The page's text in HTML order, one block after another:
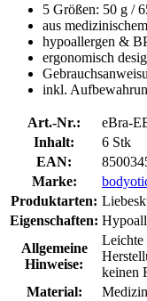
5 Größen: 50 g /
aus
hypoallergen &
ergonomisch
inkl.
Art.-Nr.:
eBra-
Inhalt:
6 Stk
EAN:
Marke:
Produktarten:
Eigenschaften:
Allgemeine
Hinweise:
Leichte
keinen
Material: